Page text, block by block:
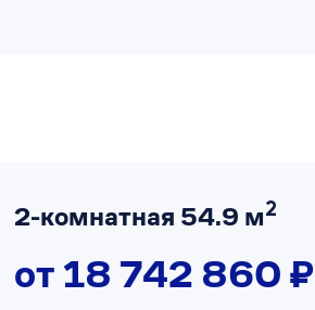
2-комнатная 54.9 м2
от 18 742 860 ₽